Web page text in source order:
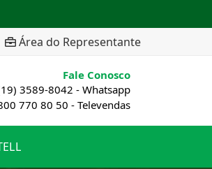
Área do Representante
Fale Conosco
3589-8042 - Whatsapp
770 80 50 - Televendas